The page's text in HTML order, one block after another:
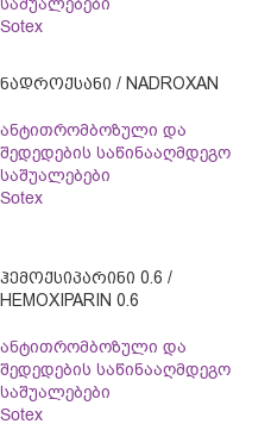
Sotex
ᲜᲐᲓᲠᲝᲥᲡᲐᲜᲘ / NADROXAN
ანტითრომბოზული და
შედედების საწინააღმდეგო
საშუალებები
Sotex
ᲰᲔᲛᲝᲥᲡᲘᲞᲐᲠᲘᲜᲘ 0.6 /
HEMOXIPARIN 0.6
ანტითრომბოზული და
შედედების საწინააღმდეგო
საშუალებები
Sotex